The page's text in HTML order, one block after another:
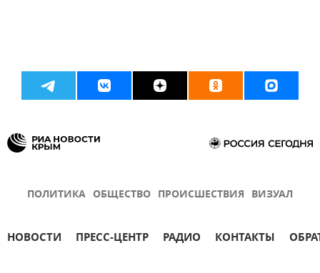
ПОЛИТИКА ОБЩЕСТВО ПРОИСШЕСТВИЯ ВИЗУАЛ
НОВОСТИ ПРЕСС-ЦЕНТР РАДИО КОНТАКТЫ